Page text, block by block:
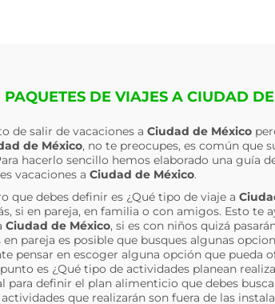
PAQUETES DE VIAJES A CIUDAD
de salir de vacaciones a Ciudad de México
de México, no te preocupes, es común que
hacerlo sencillo hemos elaborado una guía
vacaciones a Ciudad de México.
que debes definir es ¿Qué tipo de viaje a
si en pareja, en familia o con amigos. Esto
Ciudad de México, si es con niños quizá
en pareja es posible que busques algunas
pensar en escoger alguna opción que pueda
es ¿Qué tipo de actividades planean
para definir el plan alimenticio que debes
que realizarán son fuera de las